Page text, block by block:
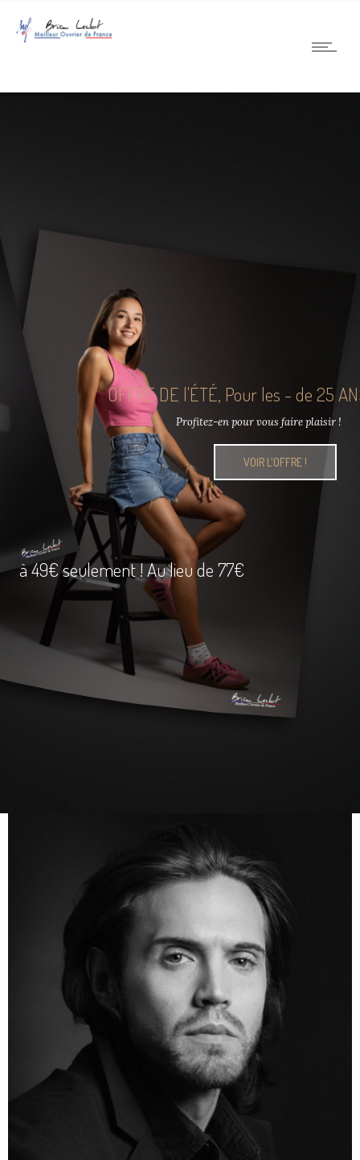
OFFRE DE l'ÉTÉ, Pour les - de 25
Profitez-en pour vous faire plaisir !
VOIR L'OFFRE !
à 49€ seulement ! Au lieu de 77€